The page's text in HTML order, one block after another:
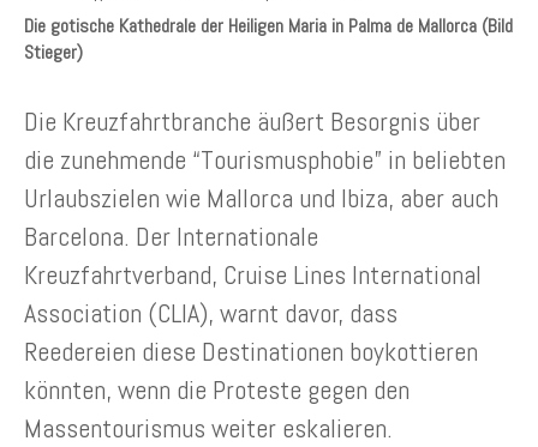
Die gotische Kathedrale der Heiligen Maria in Palma de Mallorca (Bild
Stieger)
Die Kreuzfahrtbranche äußert Besorgnis über
die zunehmende “Tourismusphobie” in beliebten
Urlaubszielen wie Mallorca und Ibiza, aber auch
Barcelona. Der Internationale
Kreuzfahrtverband, Cruise Lines International
Association (CLIA), warnt davor, dass
Reedereien diese Destinationen boykottieren
könnten, wenn die Proteste gegen den
Massentourismus weiter eskalieren.